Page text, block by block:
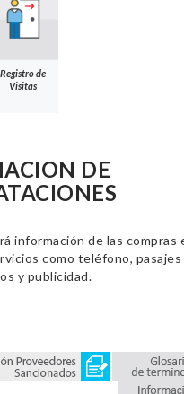
Registro de
Visitas
DE
información de las compras
como teléfono,
y publicidad.